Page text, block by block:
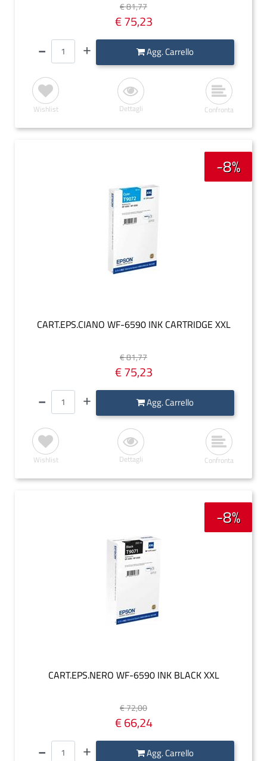
€ 81,77
€ 75,23
QuantitàAgg. Carrello
Wishlist Dettagli Confronta
-8%
CART.EPS.CIANO WF-6590 INK CARTRIDGE XXL
€ 81,77
€ 75,23
QuantitàAgg. Carrello
Wishlist Dettagli Confronta
-8%
CART.EPS.NERO WF-6590 INK BLACK XXL
€ 72,00
€ 66,24
QuantitàAgg. Carrello